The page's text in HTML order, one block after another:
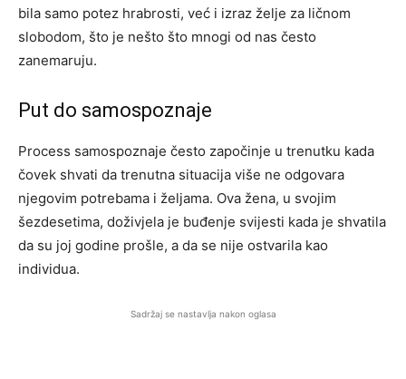
bila samo potez hrabrosti, već i izraz želje za ličnom
slobodom, što je nešto što mnogi od nas često
zanemaruju.
Put do samospoznaje
Process samospoznaje često započinje u trenutku kada
čovek shvati da trenutna situacija više ne odgovara
njegovim potrebama i željama. Ova žena, u svojim
šezdesetima, doživjela je buđenje svijesti kada je shvatila
da su joj godine prošle, a da se nije ostvarila kao
individua.
Sadržaj se nastavlja nakon oglasa